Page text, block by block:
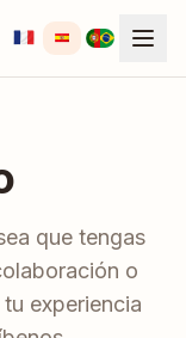
que tengas
o
experiencia